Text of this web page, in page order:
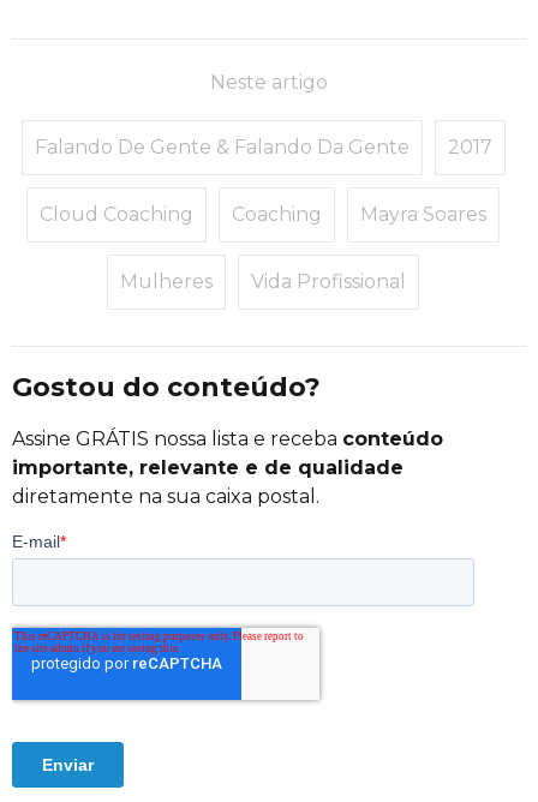
Neste artigo
Falando De Gente & Falando Da Gente 2017
Cloud Coaching Coaching Mayra Soares
Mulheres Vida Profissional
Gostou do conteúdo?
Assine GRÁTIS nossa lista e receba conteúdo
importante, relevante e de qualidade
diretamente na sua caixa postal.